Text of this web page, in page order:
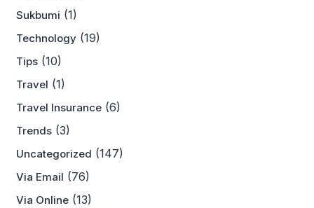
Sukbumi (1)
Technology (19)
Tips (10)
Travel (1)
Travel Insurance (6)
Trends (3)
Uncategorized (147)
Via Email (76)
Via Online (13)